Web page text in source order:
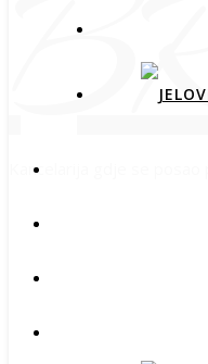
Kancelarija gdje se posao